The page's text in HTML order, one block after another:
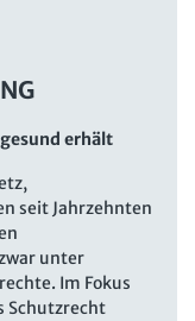
kündigen
Kontakt
Widerrufsrecht
erhält
seit Jahrzehnten
unter
Im Fokus
Schutzrecht